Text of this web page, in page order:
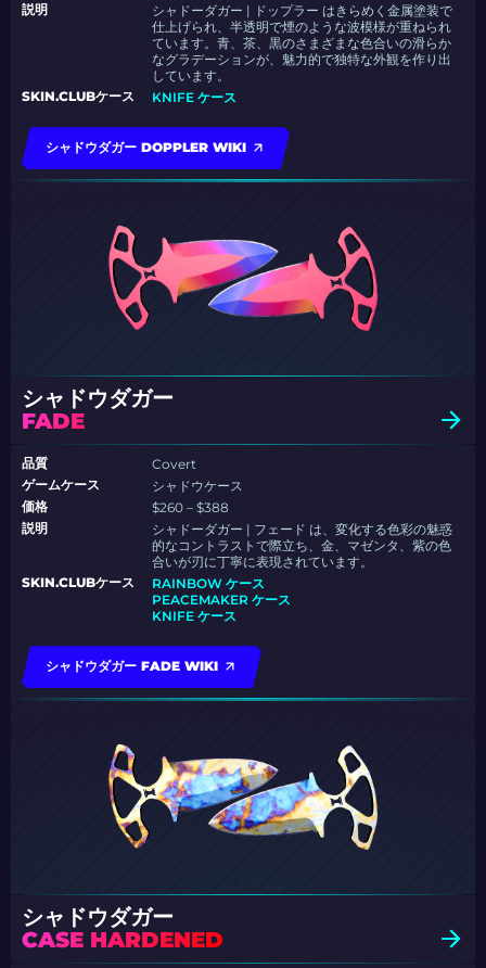
説明
シャドーダガー | ドップラー はきらめく金属塗装で
仕上げられ、半透明で煙のような波模様が重ねられ
ています。青、茶、黒のさまざまな色合いの滑らか
なグラデーションが、魅力的で独特な外観を作り出
しています。
SKIN.CLUBケース
KNIFE ケース
シャドウダガー DOPPLER WIKI
シャドウダガー
FADE
品質
Covert
ゲームケース
シャドウケース
価格
$260 – $388
説明
シャドーダガー | フェード は、変化する色彩の魅惑
的なコントラストで際立ち、金、マゼンタ、紫の色
合いが刃に丁寧に表現されています。
SKIN.CLUBケース
RAINBOW ケース
PEACEMAKER ケース
KNIFE ケース
シャドウダガー FADE WIKI
シャドウダガー
CASE HARDENED